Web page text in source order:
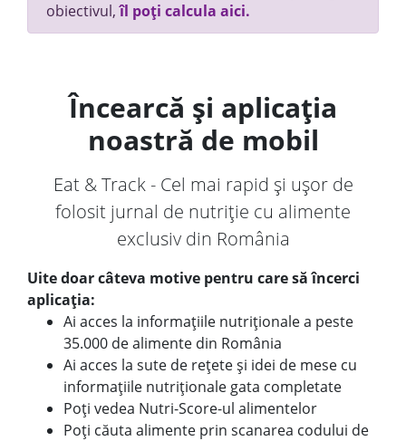
obiectivul,îl poți calcula aici.
Încearcă și aplicația
noastră de mobil
Eat & Track - Cel mai rapid și ușor de
folosit jurnal de nutriție cu alimente
exclusiv din România
Uite doar câteva motive pentru care să încerci
aplicația:
Ai acces la informațiile nutriționale a peste
35.000 de alimente din România
Ai acces la sute de rețete și idei de mese cu
informațiile nutriționale gata completate
Poți vedea Nutri-Score-ul alimentelor
Poți căuta alimente prin scanarea codului de